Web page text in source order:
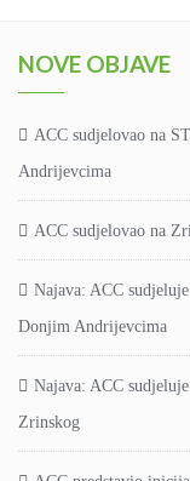
NOVE OBJAVE
ACC sudjelovao na
Andrijevcima
ACC sudjelovao na
Najava: ACC
Donjim Andrijevcima
Najava: ACC
Zrinskog